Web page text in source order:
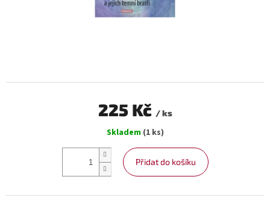
225 Kč / ks
cena:
Skladem (1 ks)
Přidat do košíku